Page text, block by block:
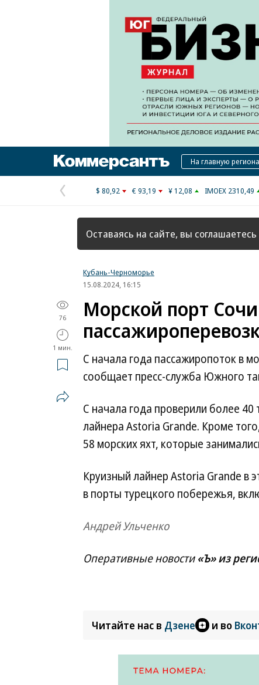
КоммерсантъНа главную региона
Предыдущая
страница
$ 80,92 € 93,19 ¥ 12,08 IMOEX 2310,49
Оставаясь на сайте, вы соглашаетесь
Кубань-Черноморье
15.08.2024, 16:15
76
1 мин.
Морской порт
С начала года пассажиропоток в
сообщает пресс-служба Южного
С начала года проверили более
лайнера Astoria Grande. Кроме
58 морских яхт, которые
Круизный лайнер Astoria Grande в
в порты турецкого побережья,
Андрей Ульченко
Оперативные новости«Ъ» из
Читайте нас в Дзене и во